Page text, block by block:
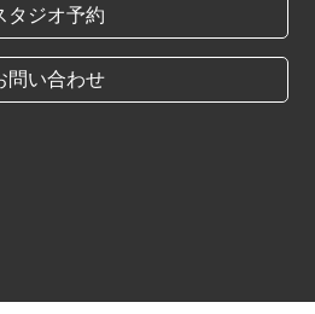
タジオ予約
問い合わせ